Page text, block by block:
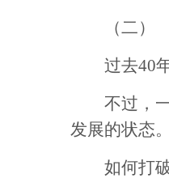
（二）
过去40年
不过，一
发展的状态
如何打破